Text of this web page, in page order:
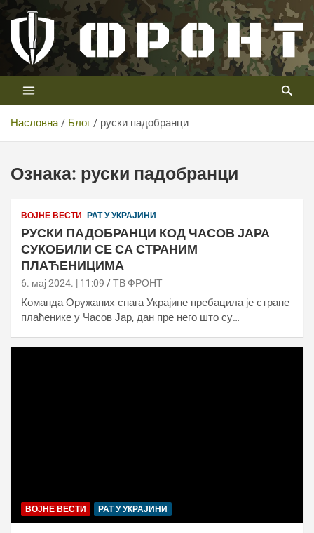
Скип
цонтент
Телевизија ФРОНТ
Први војни канал у Србији
Насловна Блог руски падобранци
Ознака: руски падобранци
ВОЈНЕ ВЕСТИ РАТ У УКРАЈИНИ
РУСКИ ПАДОБРАНЦИ КОД ЧАСОВ ЈАРА
СУКОБИЛИ СЕ СА СТРАНИМ
ПЛАЋЕНИЦИМА
6. мај 2024. | 11:09 ТВ ФРОНТ
Команда Оружаних снага Украјине пребацила је стране
плаћенике у Часов Јар, дан пре него што су…
ВОЈНЕ ВЕСТИ РАТ У УКРАЈИНИ